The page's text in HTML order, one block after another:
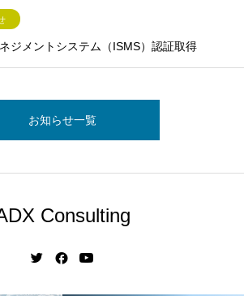
ジメントシステム（ISMS）認証取得
お知らせ一覧
Consulting